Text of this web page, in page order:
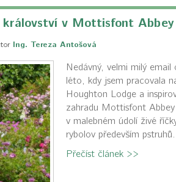
království v Mottisfont Abbey
Ing. Tereza Antošová
Nedávný, velmi milý
léto, kdy jsem pracovala
Houghton Lodge a
zahradu Mottisfont
v malebném údolí živé
rybolov především pstruhů.
Přečíst článek >>